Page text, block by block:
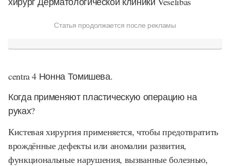
Статья продолжается после рекламы
centra4 Нонна Томишева.
Когда применяют пластическую операцию на
руках?
Кистевая хирургия применяется, чтобы предотвратить
врождённые дефекты или аномалии развития,
функциональные нарушения, вызванные болезнью,